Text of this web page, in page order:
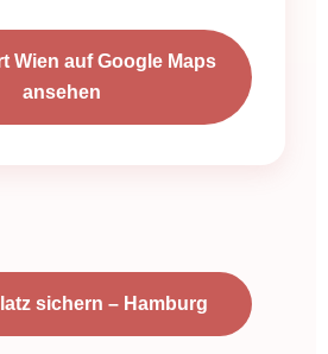
Wien auf Google Maps
ansehen
sichern – Hamburg